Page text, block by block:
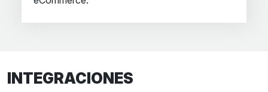
INTEGRACIONES